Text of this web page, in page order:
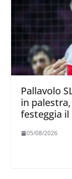
Pallavolo
in
festeggia il
05/08/2026